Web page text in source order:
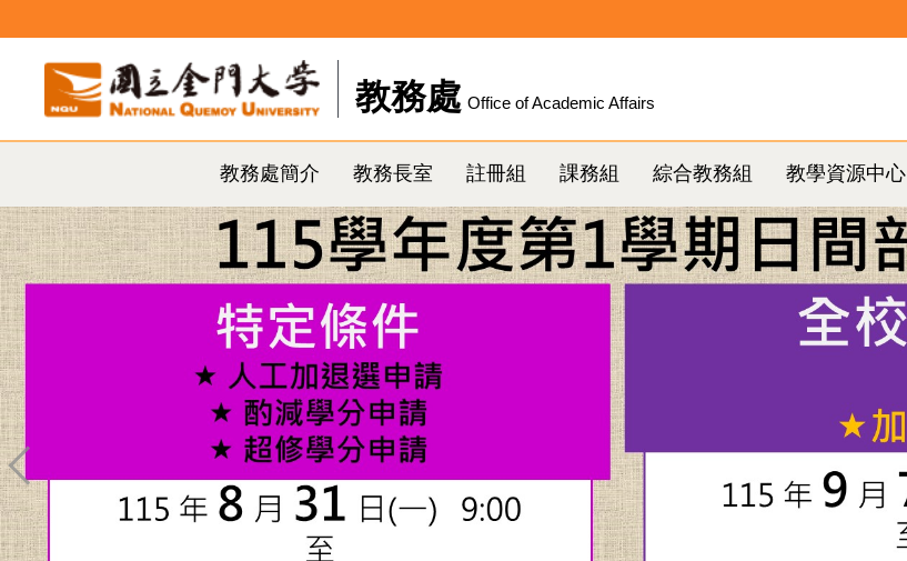
內
教務處 Office of Academic Affairs
教務處簡介 教務長室 註冊組 課務組 綜合教務組 教學資源中心